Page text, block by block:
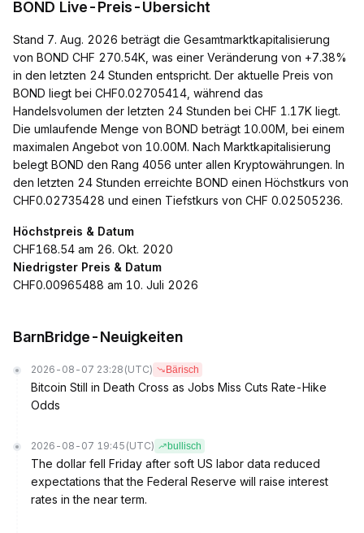
BOND Live-Preis-Übersicht
Stand 7. Aug. 2026 beträgt die Gesamtmarktkapitalisierung
von BOND CHF 270.54K, was einer Veränderung von +7.38%
in den letzten 24 Stunden entspricht. Der aktuelle Preis von
BOND liegt bei CHF0.02705414, während das
Handelsvolumen der letzten 24 Stunden bei CHF 1.17K liegt.
Die umlaufende Menge von BOND beträgt 10.00M, bei einem
maximalen Angebot von 10.00M. Nach Marktkapitalisierung
belegt BOND den Rang 4056 unter allen Kryptowährungen. In
den letzten 24 Stunden erreichte BOND einen Höchstkurs von
CHF0.02735428 und einen Tiefstkurs von CHF 0.02505236.
Höchstpreis & Datum
CHF168.54 am 26. Okt. 2020
Niedrigster Preis & Datum
CHF0.00965488 am 10. Juli 2026
BarnBridge-Neuigkeiten
2026-08-07 23:28 (UTC) Bärisch
Bitcoin Still in Death Cross as Jobs Miss Cuts Rate-Hike
Odds
2026-08-07 19:45 (UTC) bullisch
The dollar fell Friday after soft US labor data reduced
expectations that the Federal Reserve will raise interest
rates in the near term.